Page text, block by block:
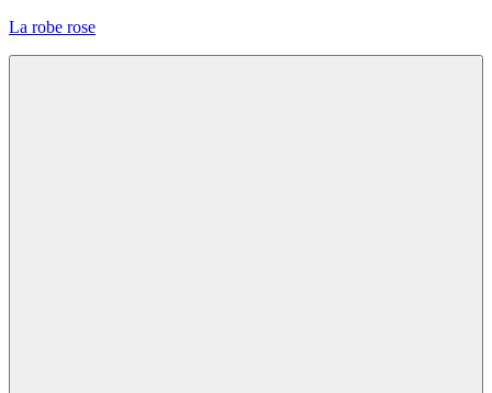
Skip
La robe rose